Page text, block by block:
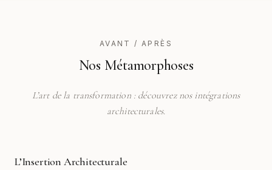
AVANT / APRÈS
Nos Métamorphoses
L’art de la transformation : découvrez nos intégrations
architecturales.
AVANT
L’Insertion Architecturale